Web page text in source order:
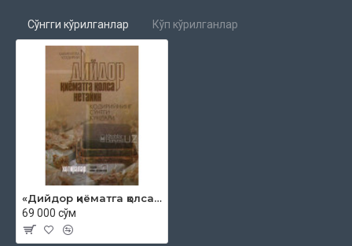
Сўнгги кўрилганлар Кўп кўрилганлар
«Дийдор қиёматга қолса нетайин» (Қодирийнинг сўнгги кунлари)
69 000 сўм